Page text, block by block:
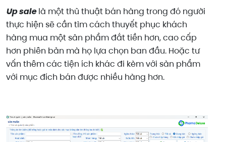
Up salelà một thủ thuật bán hàng trong đó người
thực hiện sẽ cần tìm cách thuyết phục khách
hàng mua một sản phẩm đắt tiền hơn, cao cấp
hơn phiên bản mà họ lựa chọn ban đầu. Hoặc tư
vấn thêm các tiện ích khác đi kèm với sản phẩm
với mục đích bán được nhiều hàng hơn.